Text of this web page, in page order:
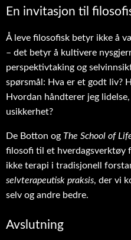
En invitasjon til
Å leve filosofisk betyr ikke å
– det betyr å kultivere
perspektivtaking og
spørsmål: Hva er et godt liv?
Hvordan håndterer jeg
usikkerhet?
De Botton og The School of
filosofi til et hverdagsverktøy
ikke terapi i tradisjonell
selvterapeutisk praksis, der vi
selv og andre bedre.
Avslutning